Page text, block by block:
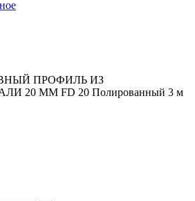
ПРОФИЛЬ ИЗ
20 ММ FD 20 Полированный 3 м